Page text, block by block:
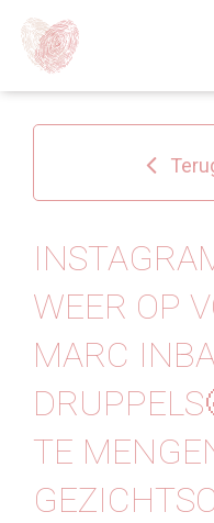
WEER OP
MARC
TE